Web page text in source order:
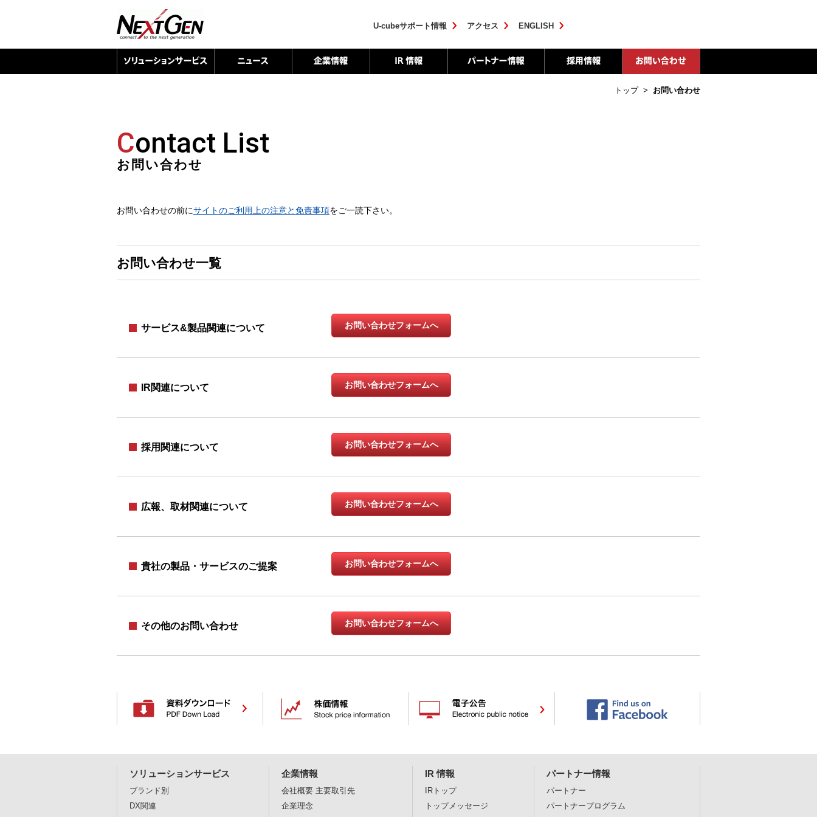
U-cubeサポート情報 アクセス ENGLISH
トップ > お問い合わせ
Contact List
お問い合わせ
お問い合わせの前にサイトのご利用上の注意と免責事項をご一読下さい。
お問い合わせ一覧
サービス&製品関連について お問い合わせフォームへ
IR関連について お問い合わせフォームへ
採用関連について お問い合わせフォームへ
広報、取材関連について お問い合わせフォームへ
貴社の製品・サービスのご提案 お問い合わせフォームへ
その他のお問い合わせ お問い合わせフォームへ
ソリューションサービス
ブランド別
DX関連
企業情報
会社概要 主要取引先
企業理念
IR 情報
IRトップ
トップメッセージ
パートナー情報
パートナー
パートナープログラム